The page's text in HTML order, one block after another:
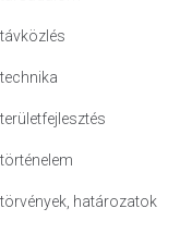
távközlés
technika
területfejlesztés
történelem
törvények, határozatok